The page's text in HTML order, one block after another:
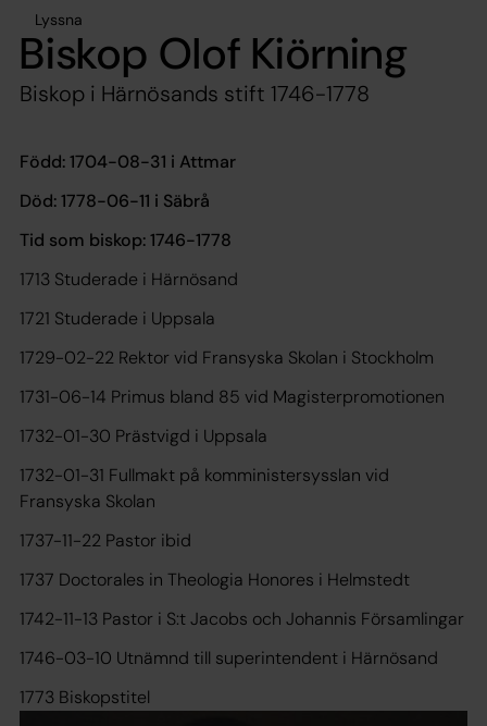
Lyssna
Biskop Olof Kiörning
Biskop i Härnösands stift 1746-1778
Född:1704-08-31 i Attmar
Död:1778-06-11 i Säbrå
Tid som biskop:1746-1778
1713 Studerade i Härnösand
1721 Studerade i Uppsala
1729-02-22 Rektor vid Fransyska Skolan i Stockholm
1731-06-14 Primus bland 85 vid Magisterpromotionen
1732-01-30 Prästvigd i Uppsala
1732-01-31 Fullmakt på komministersysslan vid
Fransyska Skolan
1737-11-22 Pastor ibid
1737 Doctorales in Theologia Honores i Helmstedt
1742-11-13 Pastor i S:t Jacobs och Johannis Församlingar
1746-03-10 Utnämnd till superintendent i Härnösand
1773 Biskopstitel